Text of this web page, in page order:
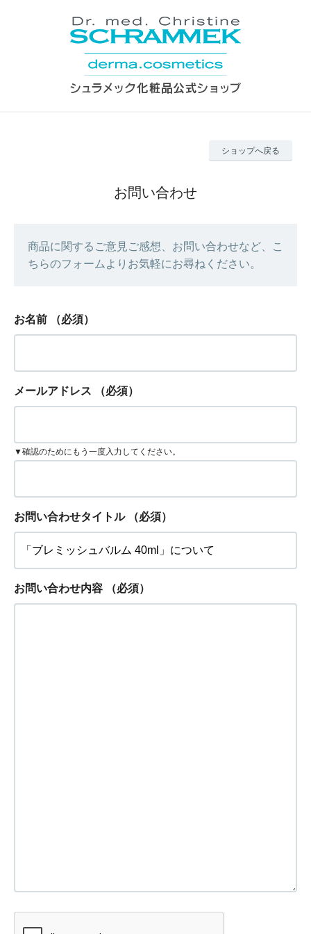
ショップへ戻る
お問い合わせ
商品に関するご意見ご感想、お問い合わせなど、こ
ちらのフォームよりお気軽にお尋ねください。
お名前 （必須）
メールアドレス （必須）
▼確認のためにもう一度入力してください。
お問い合わせタイトル （必須）
お問い合わせ内容 （必須）